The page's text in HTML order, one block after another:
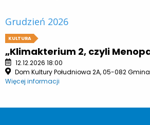
Grudzień 2026
KULTURA
„Klimakterium 2, czyli
12.12.2026 18:00
Dom Kultury Południowa 2A, 05-082
Więcej informacji